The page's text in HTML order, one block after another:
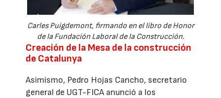
Carles Puigdemont, firmando en el libro de Honor
de la Fundación Laboral de la Construcción.
Creación de la Mesa de la construcción
de Catalunya
Asimismo, Pedro Hojas Cancho, secretario
general de UGT-FICA anunció a los